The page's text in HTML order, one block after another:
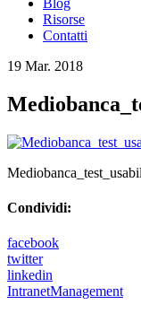
Blog
Risorse
Contatti
19 Mar. 2018
Condividi:
facebook
twitter
linkedin
IntranetManagement